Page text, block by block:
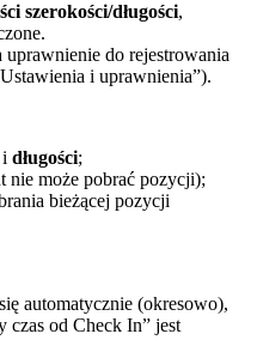
szerokości/długości,
do rejestrowania
i uprawnienia”).
i długości;
nie może pobrać pozycji);
bieżącej pozycji
automatycznie (okresowo),
czas od Check In” jest